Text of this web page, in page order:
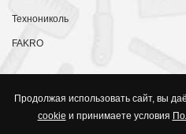
Технониколь
FAKRO
Продолжая использовать сайт, вы
cookie и принимаете условия